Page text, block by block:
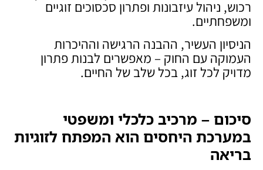
רכוש, ניהול עיזבונות ופתרון סכסוכים זוגיים
ומשפחתיים.
הניסיון העשיר, ההבנה הרגישה וההיכרות
העמוקה עם החוק – מאפשרים לבנות פתרון
מדויק לכל זוג, בכל שלב של החיים.
סיכום – מרכיב כלכלי ומשפטי
במערכת היחסים הוא המפתח לזוגיות
בריאה